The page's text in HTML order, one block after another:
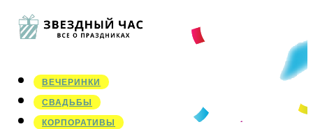
ВЕЧЕРИНКИ
СВАДЬБЫ
КОРПОРАТИВЫ